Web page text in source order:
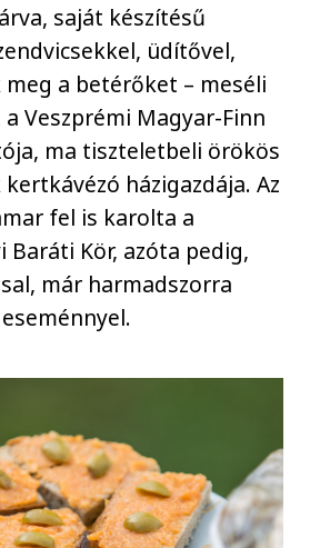
saját készítésű
üdítővel,
a betérőket – meséli
Veszprémi Magyar-Finn
ma tiszteletbeli örökös
házigazdája. Az
fel is karolta a
Baráti Kör, azóta pedig,
már harmadszorra